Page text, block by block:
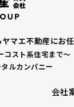
マエ不動産にお任
コスト系住宅まで～
ルカンパニー
会社